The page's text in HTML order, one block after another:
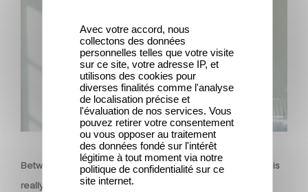
FILM
Between power, secrets, and manipulation, discover who is
really pulling the strings.
Avec votre accord, nous
collectons des données
personnelles telles que votre visite
sur ce site, votre adresse IP, et
utilisons des cookies pour
diverses finalités comme l'analyse
de localisation précise et
l'évaluation de nos services. Vous
pouvez retirer votre consentement
ou vous opposer au traitement
des données fondé sur l'intérêt
légitime à tout moment via notre
politique de confidentialité sur ce
site internet.